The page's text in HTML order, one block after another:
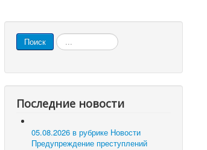
Поиск Искать...
Последние новости
05.08.2026 в рубрике Новости
Предупреждение преступлений